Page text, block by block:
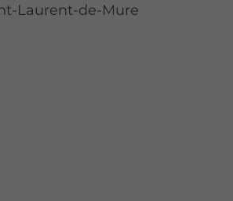
Laurent-de-Mure